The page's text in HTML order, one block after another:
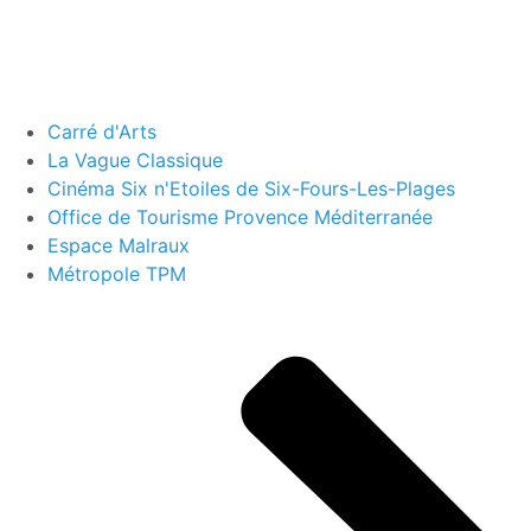
Carré d'Arts
La Vague Classique
Cinéma Six n'Etoiles de Six-Fours-Les-Plages
Office de Tourisme Provence Méditerranée
Espace Malraux
Métropole TPM